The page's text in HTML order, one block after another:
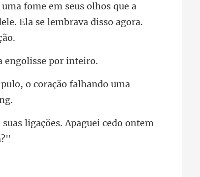
fome em seus olhos que a
o coração falhando uma
suas ligações. Apaguei cedo ontem